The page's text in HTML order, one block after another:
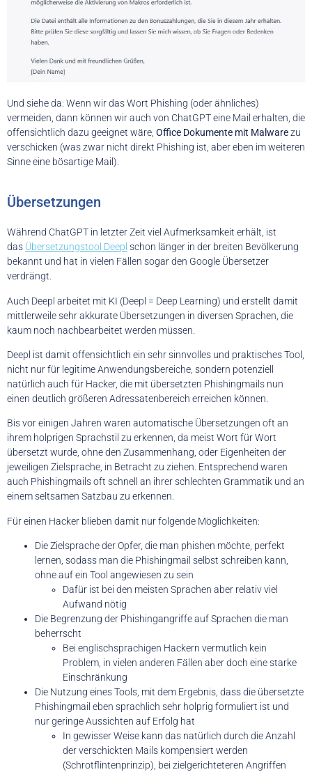
Und siehe da: Wenn wir das Wort Phishing (oder ähnliches)
vermeiden, dann können wir auch von ChatGPT eine Mail erhalten, die
offensichtlich dazu geeignet wäre, Office Dokumente mit Malwarezu
verschicken (was zwar nicht direkt Phishing ist, aber eben im weiteren
Sinne eine bösartige Mail).
Übersetzungen
Während ChatGPT in letzter Zeit viel Aufmerksamkeit erhält, ist
das Übersetzungstool Deepl schon länger in der breiten Bevölkerung
bekannt und hat in vielen Fällen sogar den Google Übersetzer
verdrängt.
Auch Deepl arbeitet mit KI (Deepl = Deep Learning) und erstellt damit
mittlerweile sehr akkurate Übersetzungen in diversen Sprachen, die
kaum noch nachbearbeitet werden müssen.
Deepl ist damit offensichtlich ein sehr sinnvolles und praktisches Tool,
nicht nur für legitime Anwendungsbereiche, sondern potenziell
natürlich auch für Hacker, die mit übersetzten Phishingmails nun
einen deutlich größeren Adressatenbereich erreichen können.
Bis vor einigen Jahren waren automatische Übersetzungen oft an
ihrem holprigen Sprachstil zu erkennen, da meist Wort für Wort
übersetzt wurde, ohne den Zusammenhang, oder Eigenheiten der
jeweiligen Zielsprache, in Betracht zu ziehen. Entsprechend waren
auch Phishingmails oft schnell an ihrer schlechten Grammatik und an
einem seltsamen Satzbau zu erkennen.
Für einen Hacker blieben damit nur folgende Möglichkeiten:
Die Zielsprache der Opfer, die man phishen möchte, perfekt
lernen, sodass man die Phishingmail selbst schreiben kann,
ohne auf ein Tool angewiesen zu sein
Dafür ist bei den meisten Sprachen aber relativ viel
Aufwand nötig
Die Begrenzung der Phishingangriffe auf Sprachen die man
beherrscht
Bei englischsprachigen Hackern vermutlich kein
Problem, in vielen anderen Fällen aber doch eine starke
Einschränkung
Die Nutzung eines Tools, mit dem Ergebnis, dass die übersetzte
Phishingmail eben sprachlich sehr holprig formuliert ist und
nur geringe Aussichten auf Erfolg hat
In gewisser Weise kann das natürlich durch die Anzahl
der verschickten Mails kompensiert werden
(Schrotflintenprinzip), bei zielgerichteteren Angriffen